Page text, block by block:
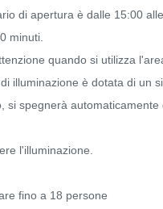
di apertura è dalle 15:00
minuti.
quando si utilizza
illuminazione è dotata di un
si spegnerà
l'illuminazione.
fino a 18 persone